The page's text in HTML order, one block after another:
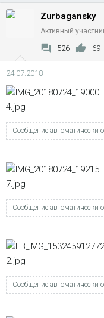
м
:
Zurbagansky
Активный
526 69
24.07.2018
Сообщение автоматически
Сообщение автоматически
Сообщение автоматически